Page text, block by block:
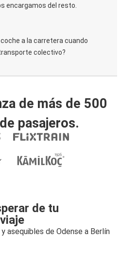
encargamos del resto.
a la carretera cuando
colectivo?
de más de 500
pasajeros.
de tu
viaje
asequibles de Odense a Berlín